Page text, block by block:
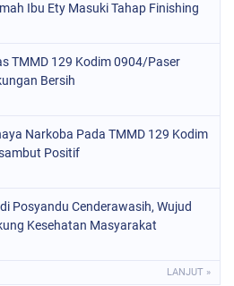
Ibu Ety Masuki Tahap Finishing
TMMD 129 Kodim 0904/Paser
Bersih
Narkoba Pada TMMD 129 Kodim
Positif
Posyandu Cenderawasih, Wujud
Kesehatan Masyarakat
LANJUT »